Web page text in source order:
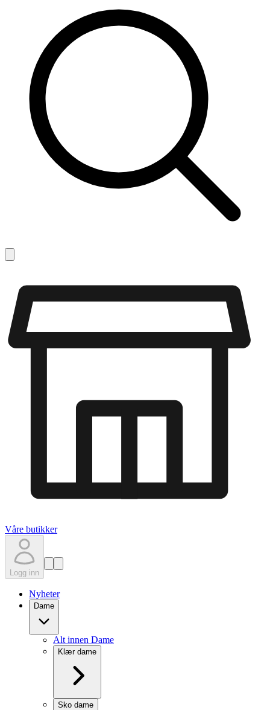
Våre butikker
Logg inn
Nyheter
Dame
Alt innen Dame
Klær dame
Sko dame